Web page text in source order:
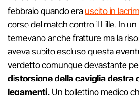
febbraio quando era uscito in
corso del match contro il Lille. In
temevano anche fratture ma la
aveva subito escluso questa
verdetto comunque devastante
distorsione della caviglia destra
legamenti. Un bollettino medico